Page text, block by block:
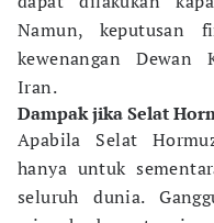
Namun, keputusan
kewenangan Dewan
Iran.
Dampak jika Selat
Apabila Selat
hanya untuk
seluruh dunia.